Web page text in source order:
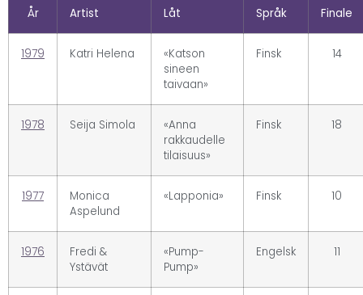
År Artist Låt Språk Finale
1979 Katri Helena
«Katson
sineen
taivaan»
Finsk 14
1978 Seija Simola
«Anna
rakkaudelle
tilaisuus»
Finsk 18
1977
Monica
Aspelund
«Lapponia» Finsk 10
1976
Fredi &
Ystävät
«Pump-
Pump»
Engelsk 11